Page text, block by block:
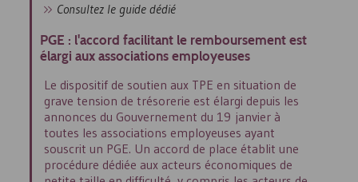
Consultez le guide dédié
PGE : l'accord facilitant le remboursement est
élargi aux associations employeuses
Le dispositif de soutien aux TPE en situation de
grave tension de trésorerie est élargi depuis les
annonces du Gouvernement du 19 janvier à
toutes les associations employeuses ayant
souscrit un PGE. Un accord de place établit une
procédure dédiée aux acteurs économiques de